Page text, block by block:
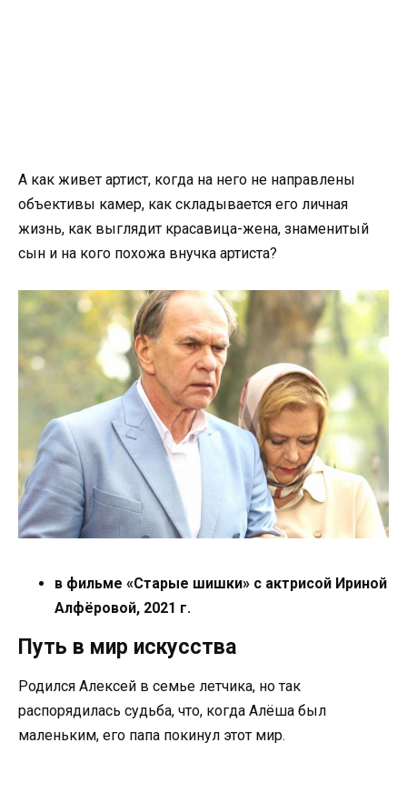
А как живет артист, когда на него не направлены
объективы камер, как складывается его личная
жизнь, как выглядит красавица-жена, знаменитый
сын и на кого похожа внучка артиста?
в фильме «Старые шишки» с актрисой Ириной
Алфёровой, 2021 г.
Путь в мир искусства
Родился Алексей в семье летчика, но так
распорядилась судьба, что, когда Алёша был
маленьким, его папа покинул этот мир.